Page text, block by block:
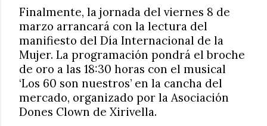
Finalmente, la jornada del viernes 8 de
marzo arrancará con la lectura del
manifiesto del Día Internacional de la
Mujer. La programación pondrá el broche
de oro a las 18:30 horas con el musical
‘Los 60 son nuestros’ en la cancha del
mercado, organizado por la Asociación
Dones Clown de Xirivella.